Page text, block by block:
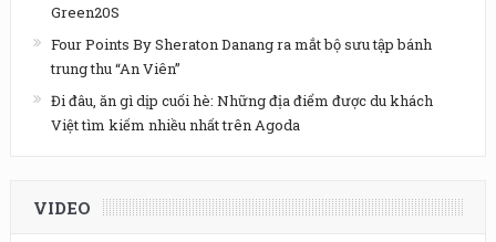
Green20S
Four Points By Sheraton Danang ra mắt bộ sưu tập bánh
trung thu “An Viên”
Đi đâu, ăn gì dịp cuối hè: Những địa điểm được du khách
Việt tìm kiếm nhiều nhất trên Agoda
VIDEO